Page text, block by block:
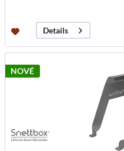
Details
NOVÉ